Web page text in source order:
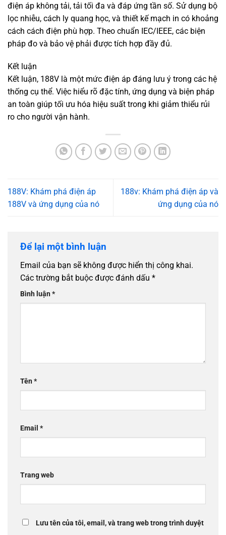
điện áp không tải, tải tối đa và đáp ứng tần số. Sử dụng bộ
lọc nhiễu, cách ly quang học, và thiết kế mạch in có khoảng
cách cách điện phù hợp. Theo chuẩn IEC/IEEE, các biện
pháp đo và bảo vệ phải được tích hợp đầy đủ.
Kết luận
Kết luận, 188V là một mức điện áp đáng lưu ý trong các hệ
thống cụ thể. Việc hiểu rõ đặc tính, ứng dụng và biện pháp
an toàn giúp tối ưu hóa hiệu suất trong khi giảm thiểu rủi
ro cho người vận hành.
188V: Khám phá điện áp
188V và ứng dụng của nó
188v: Khám phá điện áp và
ứng dụng của nó
Để lại một bình luận
Email của bạn sẽ không được hiển thị công khai.
Các trường bắt buộc được đánh dấu *
Bình luận*
Tên*
Email *
Trang web
Lưu tên của tôi, email, và trang web trong trình duyệt